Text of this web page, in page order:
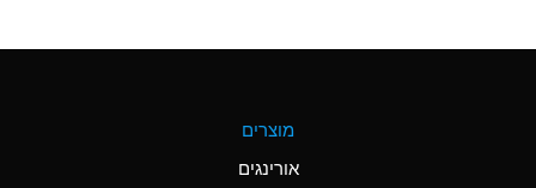
Aluminum Nitrate
מוצרים
אורינגים